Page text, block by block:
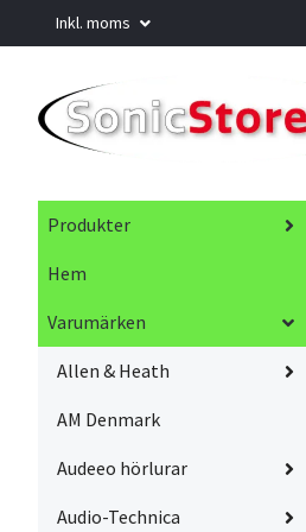
Inkl. moms
Produkter
Hem
Varumärken
Allen & Heath
AM Denmark
Audeeo hörlurar
Audio-Technica